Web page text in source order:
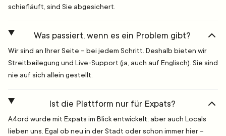
schiefläuft, sind Sie abgesichert.
Was passiert, wenn es ein Problem gibt?
Wir sind an Ihrer Seite – bei jedem Schritt. Deshalb bieten wir
Streitbeilegung und Live-Support (ja, auch auf Englisch). Sie sind
nie auf sich allein gestellt.
Ist die Plattform nur für Expats?
A4ord wurde mit Expats im Blick entwickelt, aber auch Locals
lieben uns. Egal ob neu in der Stadt oder schon immer hier –